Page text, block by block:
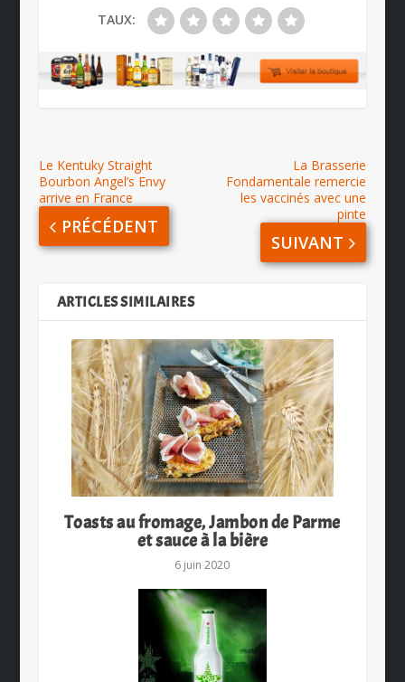
TAUX:
Le Kentuky Straight
Bourbon Angel’s Envy
arrive en France
PRÉCÉDENT
La Brasserie
Fondamentale remercie
les vaccinés avec une
pinte
SUIVANT
ARTICLES SIMILAIRES
Toasts au fromage, Jambon de Parme
et sauce à la bière
6 juin 2020